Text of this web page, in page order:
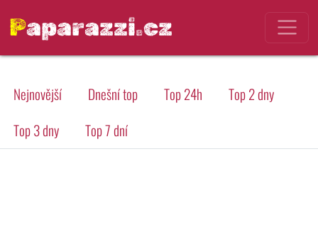
Paparazzi.cz
Nejnovější Dnešní top Top 24h
Top 2 dny
Top 3 dny
Top 7 dní